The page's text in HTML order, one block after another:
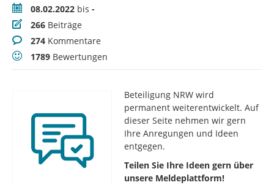
Zeitraum08.02.2022 bis -
Beiträge
266 Beiträge
Kommentare
274 Kommentare
Bewertungen
1789 Bewertungen
Beteiligung NRW wird
permanent weiterentwickelt. Auf
dieser Seite nehmen wir gern
Ihre Anregungen und Ideen
entgegen.
Teilen Sie Ihre Ideen gern über
unsere Meldeplattform!